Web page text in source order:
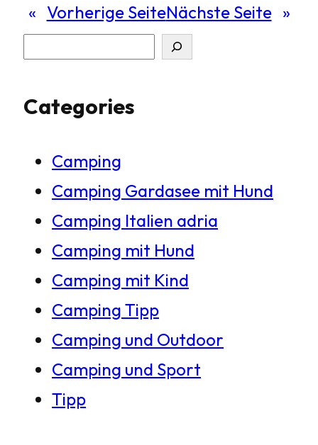
« Vorherige SeiteNächste Seite »
c
Categories
Camping
Camping Gardasee mit Hund
Camping Italien adria
Camping mit Hund
Camping mit Kind
Camping Tipp
Camping und Outdoor
Camping und Sport
Tipp